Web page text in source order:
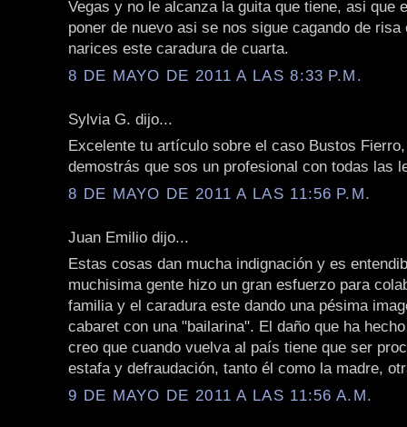
Vegas y no le alcanza la guita que tiene, asi que
poner de nuevo asi se nos sigue cagando de risa
narices este caradura de cuarta.
8 DE MAYO DE 2011 A LAS 8:33 P.M.
Sylvia G. dijo...
Excelente tu artículo sobre el caso Bustos
demostrás que sos un profesional con todas las
8 DE MAYO DE 2011 A LAS 11:56 P.M.
Juan Emilio dijo...
Estas cosas dan mucha indignación y es
muchisima gente hizo un gran esfuerzo para
familia y el caradura este dando una pésima
cabaret con una "bailarina". El daño que ha
creo que cuando vuelva al país tiene que ser
estafa y defraudación, tanto él como la madre,
9 DE MAYO DE 2011 A LAS 11:56 A.M.